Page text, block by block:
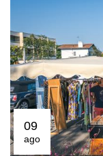
09
ago